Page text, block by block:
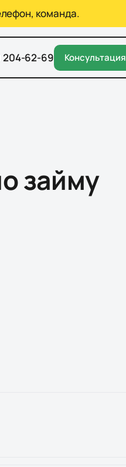
команда.
204-62-69 Консультация
займу